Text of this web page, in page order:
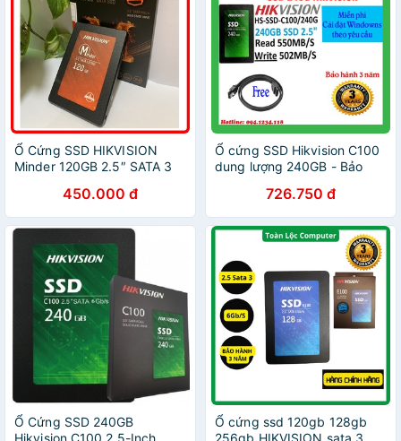
Ổ Cứng SSD HIKVISION
Minder 120GB 2.5″ SATA 3
450.000 đ
Ổ cứng SSD Hikvision C100
dung lượng 240GB - Bảo
726.750 đ
Ổ Cứng SSD 240GB
Hikvision C100 2.5-Inch
Ổ cứng ssd 120gb 128gb
256gb HIKVISION sata 3